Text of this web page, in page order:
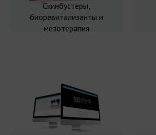
Скинбустеры,
биоревитализанты и
мезотерапия